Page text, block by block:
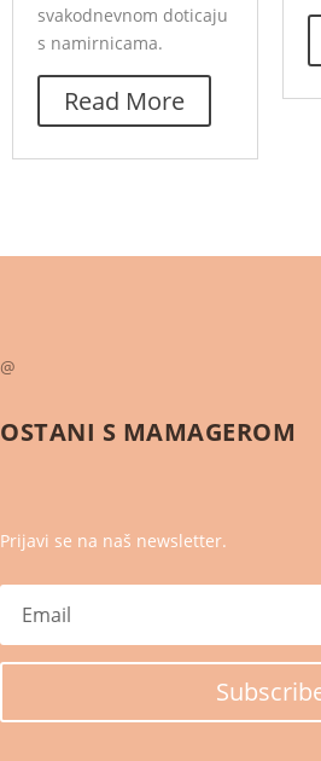
svakodnevnom doticaju
s namirnicama.
Read More
@
OSTANI S MAMAGEROM
Prijavi se na naš newsletter.